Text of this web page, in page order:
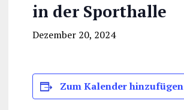
in der Sporthalle
Dezember 20, 2024
Zum Kalender hinzufügen